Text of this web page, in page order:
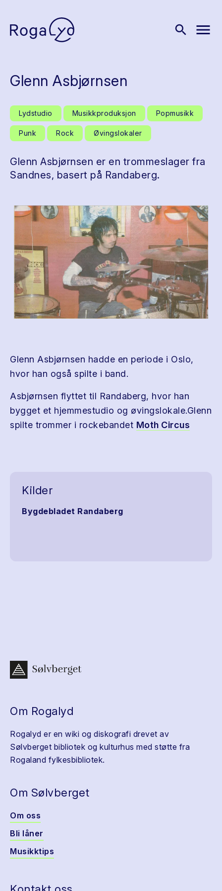
search menu
Glenn Asbjørnsen
Lydstudio Musikkproduksjon Popmusikk
Punk Rock Øvingslokaler
Glenn Asbjørnsen er en trommeslager fra
Sandnes, basert på Randaberg.
Glenn Asbjørnsen hadde en periode i Oslo,
hvor han også spilte i band.
Asbjørnsen flyttet til Randaberg, hvor han
bygget et hjemmestudio og øvingslokale.Glenn
spilte trommer i rockebandet Moth Circus
Kilder
Bygdebladet Randaberg
Om Rogalyd
Rogalyd er en wiki og diskografi drevet av
Sølvberget bibliotek og kulturhus med støtte fra
Rogaland fylkesbibliotek.
Om Sølvberget
Om oss
Bli låner
Musikktips